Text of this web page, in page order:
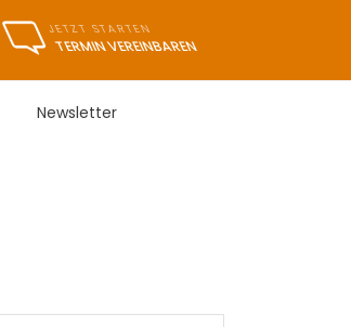
JETZT STARTEN
TERMIN VEREINBAREN
Newsletter